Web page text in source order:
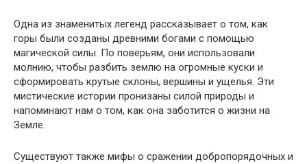
Одна из знаменитых легенд рассказывает о том, как
горы были созданы древними богами с помощью
магической силы. По поверьям, они использовали
молнию, чтобы разбить землю на огромные куски и
сформировать крутые склоны, вершины и ущелья. Эти
мистические истории пронизаны силой природы и
напоминают нам о том, как она заботится о жизни на
Земле.
Существуют также мифы о сражении добропорядочных и